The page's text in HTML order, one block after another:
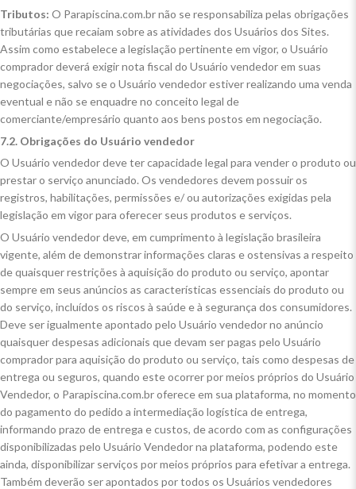
Tributos: O Parapiscina.com.br não se responsabiliza pelas obrigações
tributárias que recaiam sobre as atividades dos Usuários dos Sites.
Assim como estabelece a legislação pertinente em vigor, o Usuário
comprador deverá exigir nota fiscal do Usuário vendedor em suas
negociações, salvo se o Usuário vendedor estiver realizando uma venda
eventual e não se enquadre no conceito legal de
comerciante/empresário quanto aos bens postos em negociação.
7.2. Obrigações do Usuário vendedor
O Usuário vendedor deve ter capacidade legal para vender o produto ou
prestar o serviço anunciado. Os vendedores devem possuir os
registros, habilitações, permissões e/ ou autorizações exigidas pela
legislação em vigor para oferecer seus produtos e serviços.
O Usuário vendedor deve, em cumprimento à legislação brasileira
vigente, além de demonstrar informações claras e ostensivas a respeito
de quaisquer restrições à aquisição do produto ou serviço, apontar
sempre em seus anúncios as características essenciais do produto ou
do serviço, incluídos os riscos à saúde e à segurança dos consumidores.
Deve ser igualmente apontado pelo Usuário vendedor no anúncio
quaisquer despesas adicionais que devam ser pagas pelo Usuário
comprador para aquisição do produto ou serviço, tais como despesas de
entrega ou seguros, quando este ocorrer por meios próprios do Usuário
Vendedor, o Parapiscina.com.br oferece em sua plataforma, no momento
do pagamento do pedido a intermediação logística de entrega,
informando prazo de entrega e custos, de acordo com as configurações
disponibilizadas pelo Usuário Vendedor na plataforma, podendo este
ainda, disponibilizar serviços por meios próprios para efetivar a entrega.
Também deverão ser apontados por todos os Usuários vendedores